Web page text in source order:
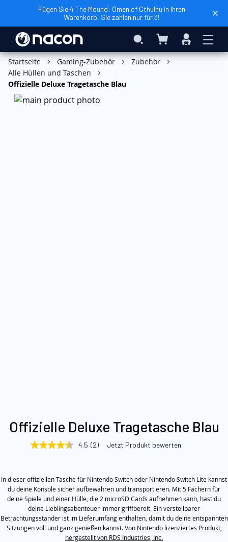
Fügen Sie 4 The Mound: Omen of Cthulhu in Ihren
Warenkorb, Sie zahlen nur für 3!
Search Mein Warenkorb
Anmelden
In den Warenkorb
Startseite Gaming-Zubehör
Zubehör
Alle Hüllen und Taschen
Offizielle Deluxe Tragetasche Blau
Zum
Anfang
Offizielle Deluxe Tragetasche Blau
4.5
Durchschnittswert
der
Bewertung.
Read
2
Reviews.
Link
4.5 (2) Jetzt Produkt bewerten
In dieser offiziellen Tasche für Nintendo Switch oder Nintendo Switch Lite kannst
du deine Konsole sicher aufbewahren und transportieren. Mit 5 Fächern für
deine Spiele und einer Hülle, die 2 microSD Cards aufnehmen kann, hast du
deine Lieblingsabenteuer immer griffbereit. Ein verstellbarer
Betrachtungsständer ist im Lieferumfang enthalten, damit du deine entspannten
Sitzungen voll und ganz genießen kannst.Von Nintendo lizenziertes Produkt,
hergestellt von RDS Industries, Inc.